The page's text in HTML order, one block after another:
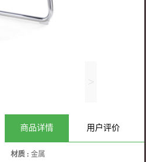
>
商品详情 用户评价
材质 : 金属